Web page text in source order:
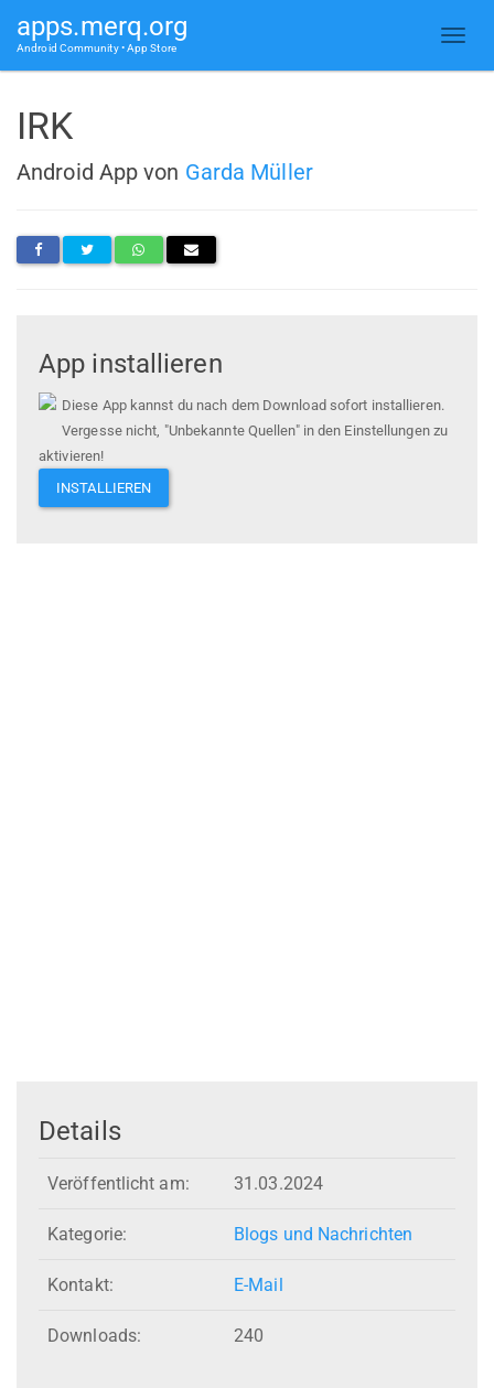
apps.merq.org
Android Community • App Store
IRK
Android App von Garda Müller
App installieren
Diese App kannst du nach dem Download sofort installieren.
Vergesse nicht, "Unbekannte Quellen" in den Einstellungen zu
aktivieren!
INSTALLIEREN
Details
Veröffentlicht am: 31.03.2024
Kategorie: Blogs und Nachrichten
Kontakt: E-Mail
Downloads: 240